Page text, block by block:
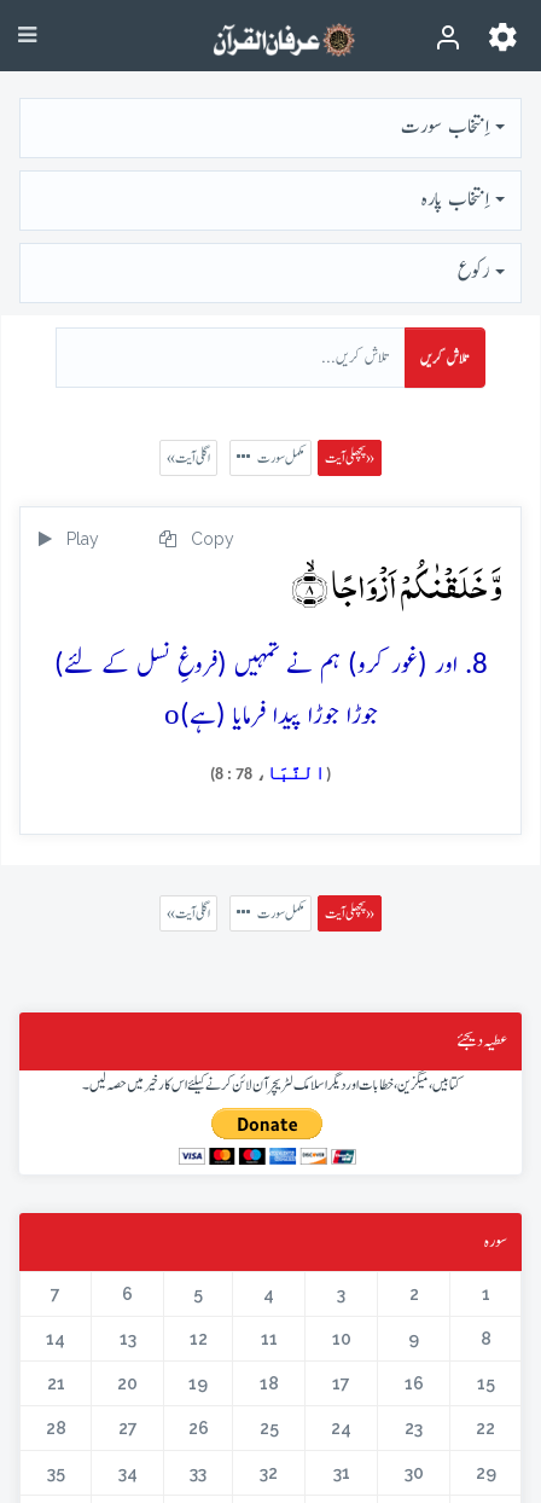
اِنتخاب سورت
اِنتخاب پارہ
رُكوع
تلاش کریں
پچھلی آیت » مکمل سورت « اگلی آیت
Play Copy
وَّ خَلَقۡنٰکُمۡ اَزۡوَاجًا ۙ﴿۸﴾
8. اور (غور کرو) ہم نے تمہیں (فروغِ نسل کے لئے)
جوڑا جوڑا پیدا فرمایا (ہے)o
( النَّبَا ، 78 : 8)
پچھلی آیت » مکمل سورت « اگلی آیت
عطیہ دیجئے
کتابیں، میگزین، خطابات اور دیگر اسلامک لٹریچر آن لائن کرنے کیلئے اس کار خیر میں حصہ لیں۔
سورہ
1
2
3
4
5
6
7
8
9
10
11
12
13
14
15
16
17
18
19
20
21
22
23
24
25
26
27
28
29
30
31
32
33
34
35